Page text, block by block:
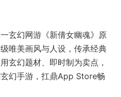
零》好战六年，经历13个版
，提供次世代感官战斗体验。
料片“护国之战”，开创全服
新PK玩法。